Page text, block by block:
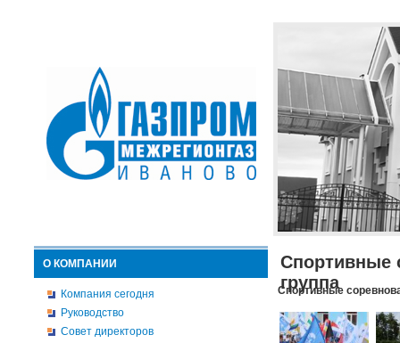
О КОМПАНИИ
Компания сегодня
Руководство
Совет директоров
Спортивные
группа
Спортивные